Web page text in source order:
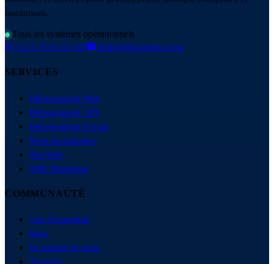
institutions.
Tous les systèmes opérationnels
+223 78 61 61 94
hello@ibracilinks.com
SERVICES
Hébergement Web
Hébergement VPS
Hébergement E-mail
Nom de domaine
Site Web
SMS Marketing
COMMUNAUTÉ
Vue d'ensemble
Blog
Ils parlent de nous
Tutoriels